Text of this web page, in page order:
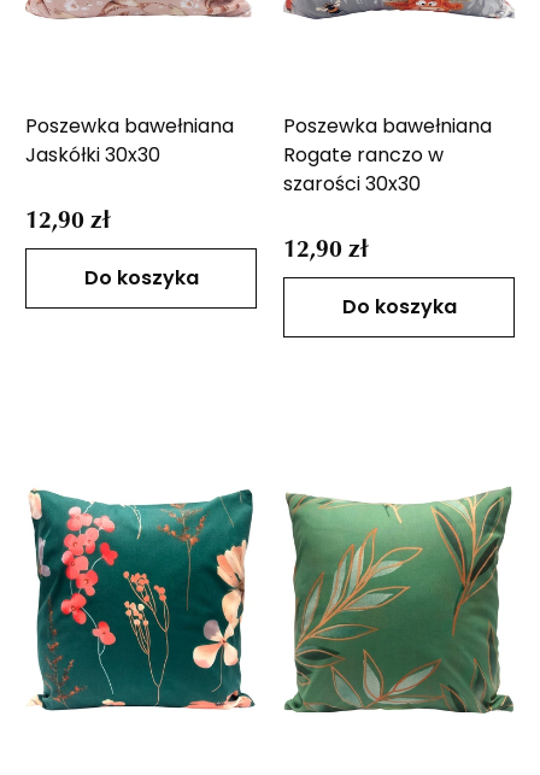
Poszewka bawełniana
Jaskółki 30x30
12,90 zł
Do koszyka
Poszewka bawełniana
Rogate ranczo w
szarości 30x30
12,90 zł
Do koszyka